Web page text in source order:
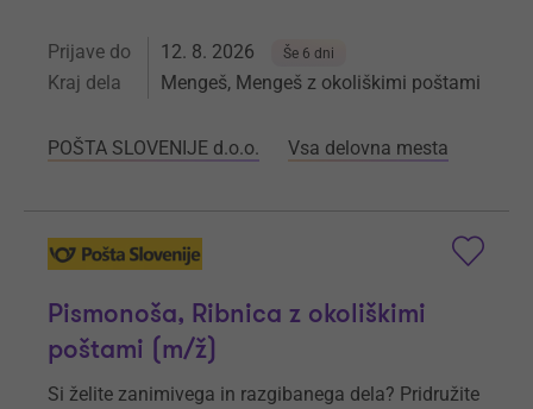
Prijave do 12. 8. 2026 Še 6 dni
Kraj dela Mengeš, Mengeš z okoliškimi poštami
POŠTA SLOVENIJE d.o.o. Vsa delovna mesta
Pismonoša, Ribnica z okoliškimi
poštami (m/ž)
Si želite zanimivega in razgibanega dela? Pridružite